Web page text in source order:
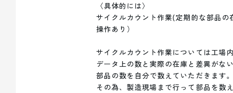
〈具体的には〉
サイクルカウント作業(定期的な部品
操作あり）
サイクルカウント作業については工場
データ上の数と実際の在庫と差異がな
部品の数を自分で数えていただきます。
その為、製造現場まで行って部品を数